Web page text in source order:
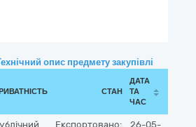
опис предмету закупівлі
СТАН
ДАТА
ТА
ЧАС
Експортовано:
26-05-